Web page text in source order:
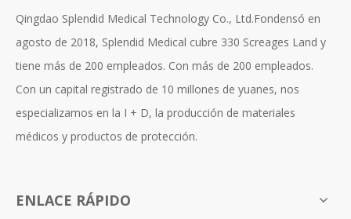
Qingdao Splendid Medical Technology Co., Ltd.Fondensó en
agosto de 2018, Splendid Medical cubre 330 Screages Land y
tiene más de 200 empleados. Con más de 200 empleados.
Con un capital registrado de 10 millones de yuanes, nos
especializamos en la I + D, la producción de materiales
médicos y productos de protección.
ENLACE RÁPIDO